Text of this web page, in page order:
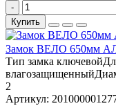
-
Купить
Замок ВЕЛО 650мм
Тип замка
2
Артикул: